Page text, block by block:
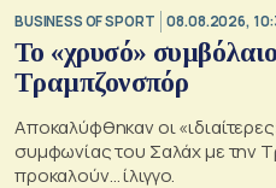
BUSINESS OF SPORT 08.08.2026,
Το «χρυσό»
Τραμπζονσπόρ
Αποκαλύφθηκαν οι
συμφωνίας του Σαλάχ με την
προκαλούν… ίλιγγο.